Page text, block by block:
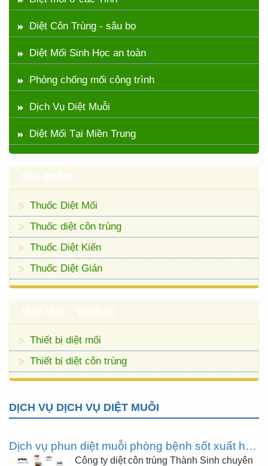
Diệt Côn Trùng - sâu bọ
Diệt Mối Sinh Học an toàn
Phòng chống mối công trình
Dịch Vụ Diệt Muỗi
Diệt Mối Tại Miền Trung
Thuốc Diệt Mối
Thuốc diệt côn trùng
Thuốc Diệt Kiến
Thuốc Diệt Gián
Thiết bị diệt mối
Thiết bị diệt côn trùng
DỊCH VỤ DỊCH VỤ DIỆT MUỖI
Dịch vụ phun diệt muỗi phòng bệnh sốt xuất huyết, virus Zika
Công ty diệt côn trùng Thành Sinh chuyên